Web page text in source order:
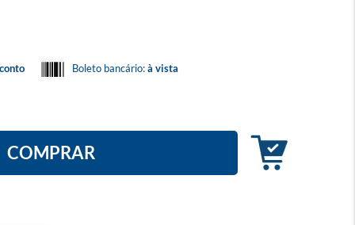
Boleto bancário:à vista
COMPRAR